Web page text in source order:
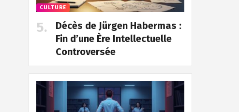
CULTURE
Décès de Jürgen Habermas :
Fin d’une Ère Intellectuelle
Controversée